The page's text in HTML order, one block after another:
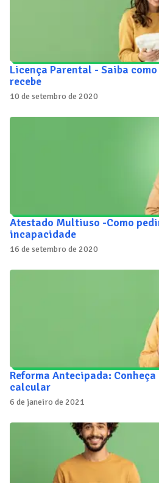
Licença Parental - Saiba
recebe
10 de setembro de 2020
Atestado Multiuso -Como
incapacidade
16 de setembro de 2020
Reforma Antecipada: Conheça
calcular
6 de janeiro de 2021